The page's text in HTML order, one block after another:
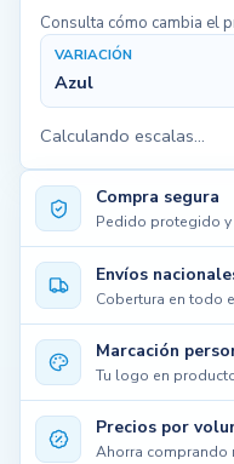
Compra segura
Pedido protegido
Envíos
Cobertura en todo
Marcación
Tu logo en
Precios por
Ahorra comprando
Consulta cómo cambia el
VARIACIÓN
Azul
Calculando escalas...